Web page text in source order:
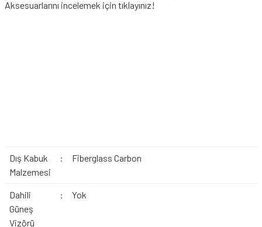
Aksesuarlarını incelemek için tıklayınız!
Dış Kabuk
Malzemesi
: Fiberglass Carbon
Dahili
Güneş
Vizörü
: Yok